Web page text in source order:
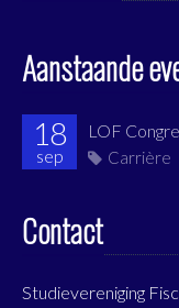
Aanstaande
18
sep
LOF
Carrière
Contact
Studievereniging